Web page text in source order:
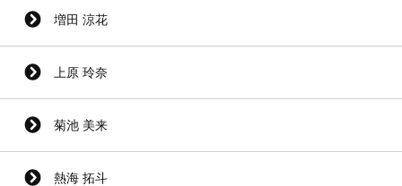
増田 涼花
上原 玲奈
菊池 美来
熱海 拓斗